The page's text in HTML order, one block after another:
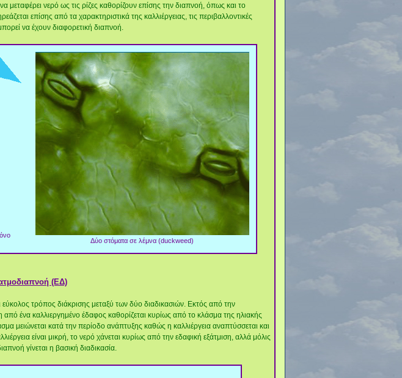
μεταφέρει νερό ως τις ρίζες καθορίζουν επίσης την διαπνοή, όπως και το
επίσης από τα χαρακτηριστικά της καλλιέργειας, τις περιβαλλοντικές
να έχουν διαφορετική διαπνοή.
Δύο στόματα σε λέμνα (duckweed)
(ΕΔ)
τρόπος διάκρισης μεταξύ των δύο διαδικασιών. Εκτός από την
ένα καλλιεργημένο έδαφος καθορίζεται κυρίως από το κλάσμα της ηλιακής
μειώνεται κατά την περίοδο ανάπτυξης καθώς η καλλιέργεια αναπτύσσεται και
είναι μικρή, το νερό χάνεται κυρίως από την εδαφική εξάτμιση, αλλά μόλις
γίνεται η βασική διαδικασία.